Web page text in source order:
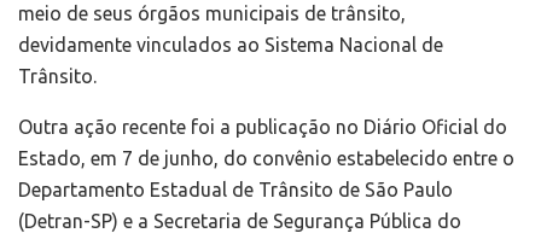
meio de seus órgãos municipais de trânsito,
devidamente vinculados ao Sistema Nacional de
Trânsito.
Outra ação recente foi a publicação no Diário Oficial do
Estado, em 7 de junho, do convênio estabelecido entre o
Departamento Estadual de Trânsito de São Paulo
(Detran-SP) e a Secretaria de Segurança Pública do